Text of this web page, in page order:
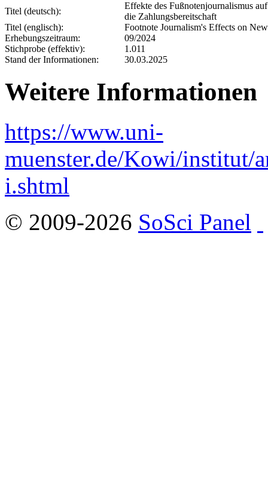
Titel (deutsch):
Effekte des Fußnotenjournalismus
die Zahlungsbereitschaft
Titel (englisch):
Footnote Journalism's Effects on
Erhebungszeitraum:
09/2024
Stichprobe (effektiv):
1.011
Stand der Informationen:
30.03.2025
Weitere Informationen
https://www.uni-
muenster.de/Kowi/institut/
i.shtml
© 2009-2026 SoSci Panel